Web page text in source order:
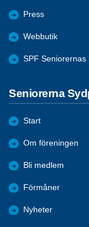
Press
Webbutik
SPF Seniorernas
Seniorerna
Start
Om föreningen
Bli medlem
Förmåner
Nyheter